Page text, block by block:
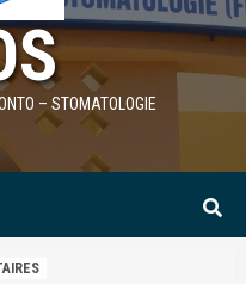
– STOMATOLOGIE